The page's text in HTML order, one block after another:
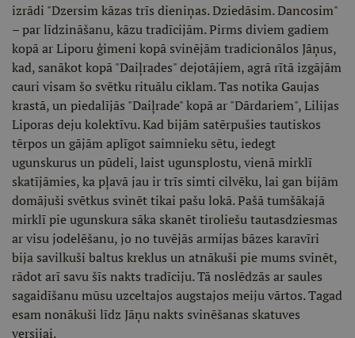
izrādi "Dzersim kāzas trīs dieniņas. Dziedāsim. Dancosim"
– par līdzināšanu, kāzu tradīcijām. Pirms diviem gadiem
kopā ar Liporu ģimeni kopā svinējām tradicionālos Jāņus,
kad, sanākot kopā "Daiļrades" dejotājiem, agrā rītā izgājām
cauri visam šo svētku rituālu ciklam. Tas notika Gaujas
krastā, un piedalījās "Daiļrade" kopā ar "Dārdariem", Lilijas
Liporas deju kolektīvu. Kad bijām satērpušies tautiskos
tērpos un gājām aplīgot saimnieku sētu, iedegt
ugunskurus un pūdeli, laist ugunsplostu, vienā mirklī
skatījāmies, ka pļavā jau ir trīs simti cilvēku, lai gan bijām
domājuši svētkus svinēt tikai pašu lokā. Pašā tumšākajā
mirklī pie ugunskura sāka skanēt tiroliešu tautasdziesmas
ar visu jodelēšanu, jo no tuvējās armijas bāzes karavīri
bija savilkuši baltus kreklus un atnākuši pie mums svinēt,
rādot arī savu šīs nakts tradīciju. Tā noslēdzās ar saules
sagaidīšanu mūsu uzceltajos augstajos meiju vārtos. Tagad
esam nonākuši līdz Jāņu nakts svinēšanas skatuves
versijai.